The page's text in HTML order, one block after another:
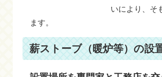
いにより、そ
ます。
薪ストーブ（暖炉等）の設